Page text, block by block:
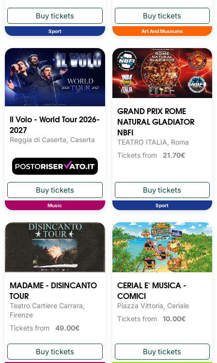
Sport Art And Museums
Il Volo - World Tour 2026-
2027
Reggia di Caserta, Caserta
Music
GRAND PRIX ROME
NATURAL GLADIATOR
NBFI
TEATRO ITALIA, Roma
Tickets from 21.70€
Sport
MADAME - DISINCANTO
TOUR
Teatro Cartiere Carrara,
Firenze
Tickets from 49.00€
CERIAL E' MUSICA -
COMICI
Piazza Vittoria, Ceriale
Tickets from 10.00€